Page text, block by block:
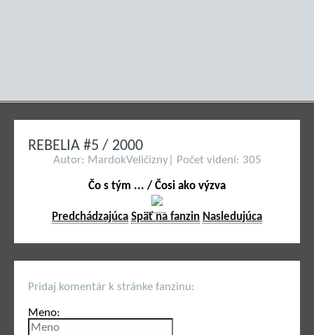
REBELIA #5 / 2000
Autor: MardokVeličizny| Počet videní: 305
Čo s tým ... / Čosi ako výzva
Predchádzajúca Späť na fanzin Nasledujúca
Pridaj komentár k stránke fanzinu:
Meno: